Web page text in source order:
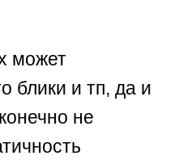
может
блики и тп, да и
не